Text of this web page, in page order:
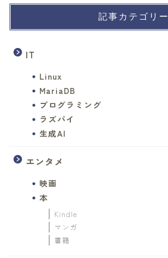
記事カテゴリー
IT
Linux
MariaDB
プログラミング
ラズパイ
生成AI
エンタメ
映画
本
Kindle
マンガ
書籍